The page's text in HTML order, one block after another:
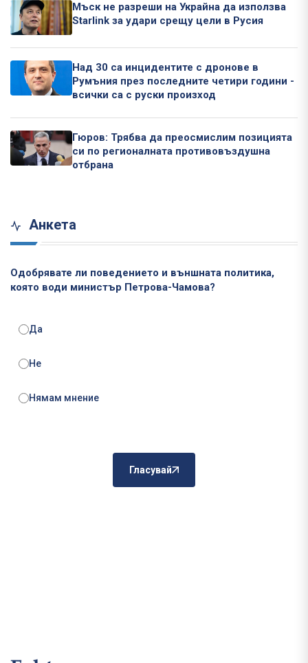
Мъск не разреши на Украйна да използва
Starlink за удари срещу цели в Русия
Над 30 са инцидентите с дронове в
Румъния през последните четири години -
всички са с руски произход
Гюров: Трябва да преосмислим позицията
си по регионалната противовъздушна
отбрана
Анкета
Одобрявате ли поведението и външната политика,
която води министър Петрова-Чамова?
Да
Не
Нямам мнение
Гласувай